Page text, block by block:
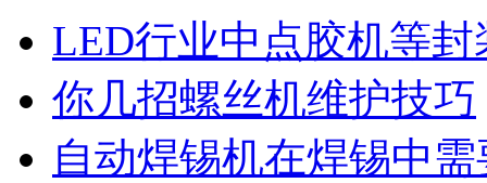
LED行业中点胶机等
你几招螺丝机维护技巧
自动焊锡机在焊锡中